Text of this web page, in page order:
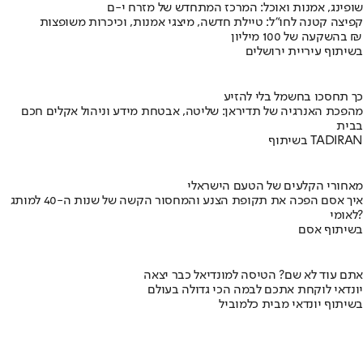
שופינג, אמנות ואוכל: המרכז המתחדש של מזרח י-ם
קפיצה קטנה לחו"ל: טיילת חדשה, מיצגי אמנות, וכיכרות משופצות
בהשקעה של 100 מיליון ₪
בשיתוף עיריית ירושלים
כך תחסכו בחשמל בלי להזיע
מהפכת האנרגיה של תדיראן: שליטה, אבטחת מידע וניהול אקלים חכם
בבית
בשיתוף TADIRAN
מאחורי הקלעים של הטעם הישראלי
איך אסם הפכה את תקופת הצנע והמחסור הקשה של שנות ה-40 למותג
לאומי?
בשיתוף אסם
אתם עוד לא שם? הטיסה למונדיאל כבר יצאה
יונדאי לוקחת אתכם לבמה הכי גדולה בעולם
בשיתוף יונדאי מבית כלמוביל